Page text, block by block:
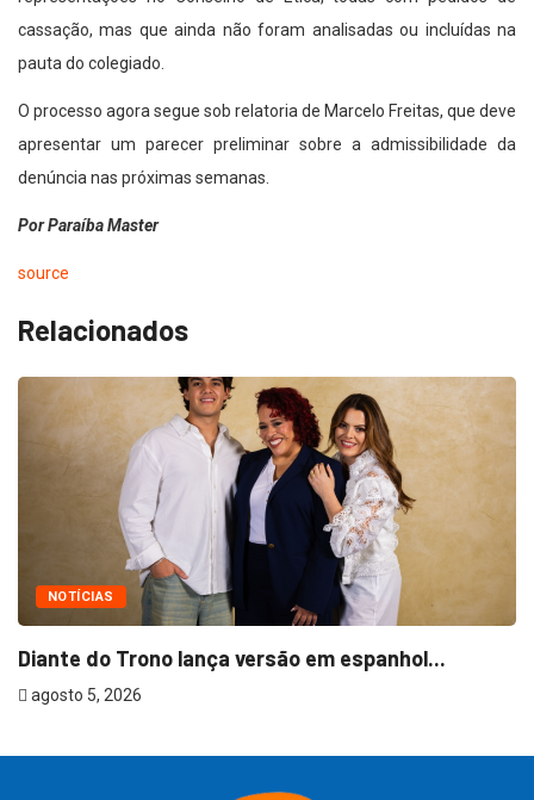
cassação, mas que ainda não foram analisadas ou incluídas na
pauta do colegiado.
O processo agora segue sob relatoria de Marcelo Freitas, que deve
apresentar um parecer preliminar sobre a admissibilidade da
denúncia nas próximas semanas.
Por Paraíba Master
source
Relacionados
NOTÍCIAS
Diante do Trono lança versão em espanhol...
agosto 5, 2026